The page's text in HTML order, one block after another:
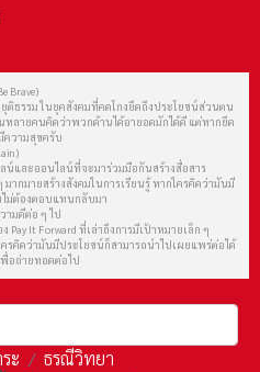
Brave)
ติธรรม ในยุคสังคมที่คดโกงยึดถึงประโยชน์ส่วนตน
ลายคนคิดว่าพวกด้านได้อายอดมักได้ดี แต่หากยึด
ความสุขครับ
ลน์และออนไลน์ที่จะมาร่วมมือกันสร้างสื่อสาร
ากมายสร้างสังคมในการเรียนรู้ หากใครคิดว่ามันมี
ไม่ต้องตอบแทนกลับมา
ามดีต่อ ๆ ไป
It Forward ที่เล่าถึงการมีเป้าหมายเล็ก ๆ
รคิดว่ามันมีประโยชน์ก็สามารถนำไปเผยแพร่ต่อได้
อถ่ายทอดต่อไป
ะ
ธรณีวิทยา